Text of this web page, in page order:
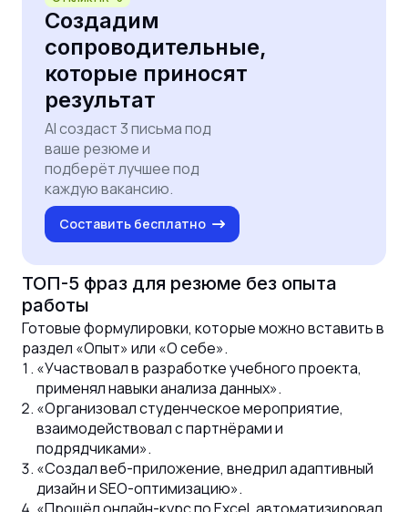
Создадим
сопроводительные,
которые приносят
результат
AI создаст 3 письма под
ваше резюме и
подберёт лучшее под
каждую вакансию.
Составить бесплатно
ТОП-5 фраз для резюме без опыта
работы
Готовые формулировки, которые можно вставить в
раздел «Опыт» или «О себе».
«Участвовал в разработке учебного проекта,
применял навыки анализа данных».
«Организовал студенческое мероприятие,
взаимодействовал с партнёрами и
подрядчиками».
«Создал веб-приложение, внедрил адаптивный
дизайн и SEO-оптимизацию».
«Прошёл онлайн-курс по Excel, автоматизировал